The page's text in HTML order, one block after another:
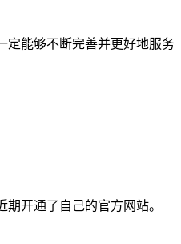
定能够不断完善并更好地服务
开通了自己的官方网站。